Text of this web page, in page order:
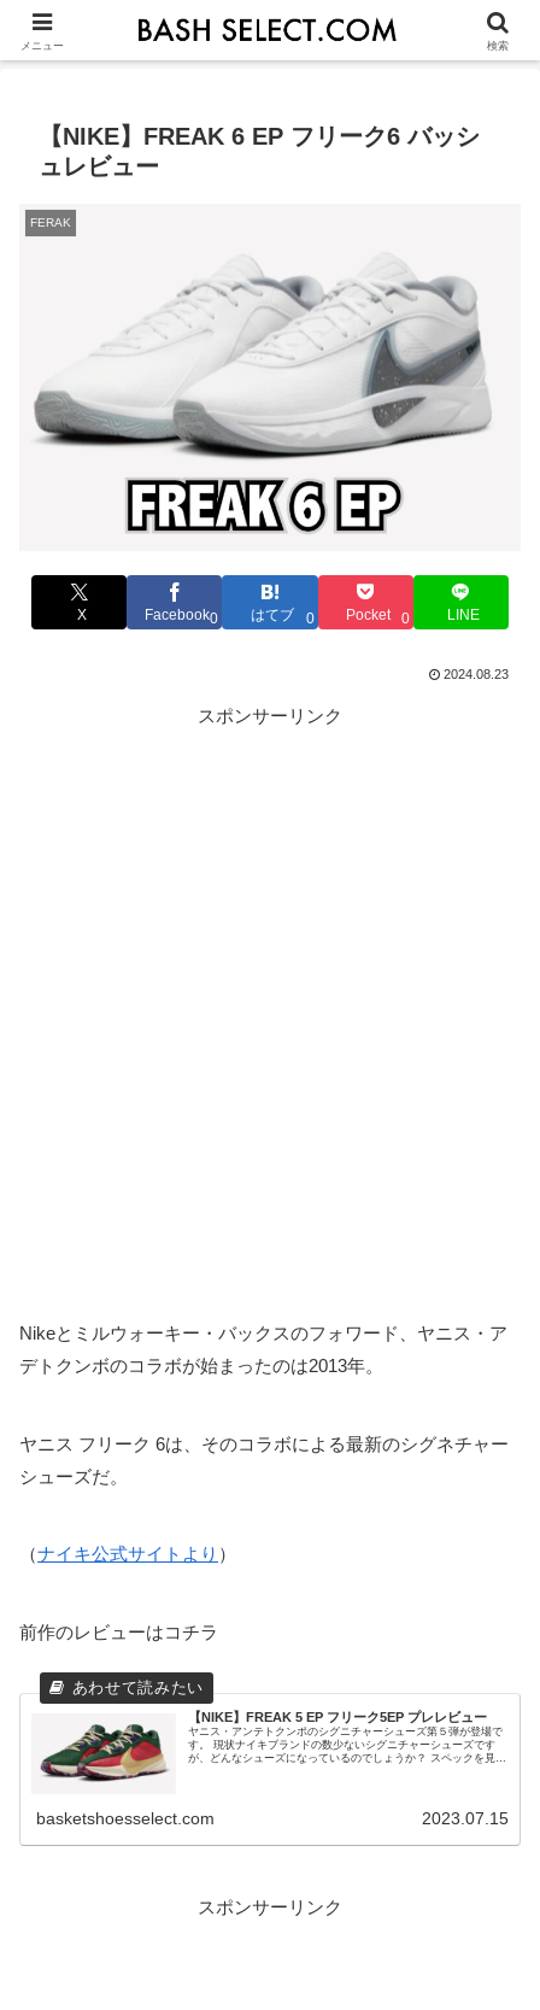
シューズ選びの基本 ASICS NIKE ADIDAS
【NIKE】FREAK 6 EP フリーク6 バッシ
ュレビュー
FERAK
X Facebook0 はてブ 0 Pocket 0 LINE
2024.08.23
スポンサーリンク
Nikeとミルウォーキー・バックスのフォワード、ヤニス・ア
デトクンボのコラボが始まったのは2013年。
ヤニス フリーク 6は、そのコラボによる最新のシグネチャー
シューズだ。
（ナイキ公式サイトより ）
前作のレビューはコチラ
【NIKE】FREAK 5 EP フリーク5EP プレレビュー
ヤニス・アンテトクンポのシグニチャーシューズ第５弾が登場で
す。 現状ナイキブランドの数少ないシグニチャーシューズです
が、どんなシューズになっているのでしょうか？ スペックを見て
basketshoesselect.com 2023.07.15
スポンサーリンク
メニュー 検索